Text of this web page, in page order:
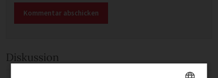
Diskussion